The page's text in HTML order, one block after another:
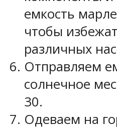
емкость
чтобы
различных
Отправляем
солнечное
30.
Одеваем на